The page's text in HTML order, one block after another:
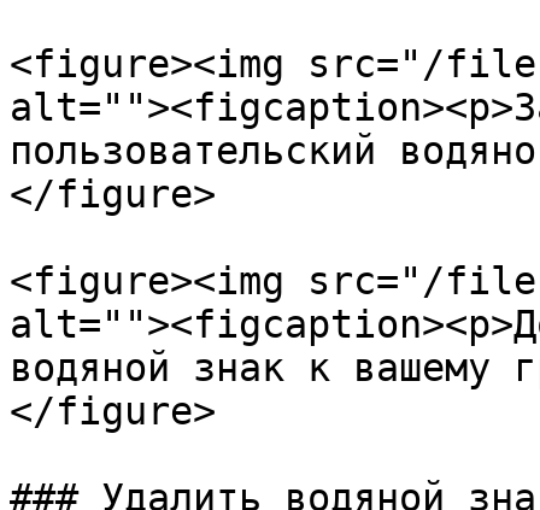
<figure><img src="/files/
пользовательский
</figure>
<figure><img src="/files/
водяной знак к вашему
</figure>
### Удалить водяной